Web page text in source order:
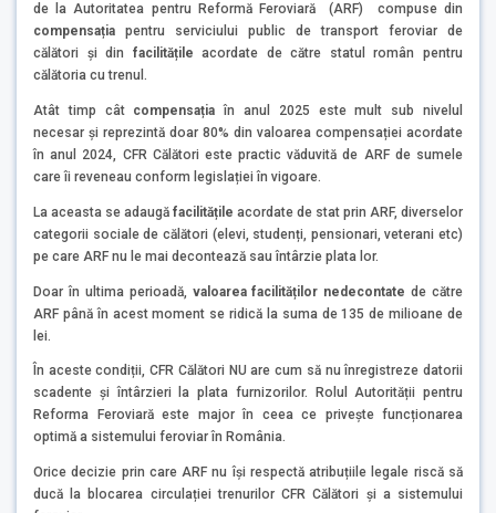
de la Autoritatea pentru Reformă Feroviară (ARF) compuse din
compensația pentru serviciului public de transport feroviar de
călători și din facilitățile acordate de către statul român pentru
călătoria cu trenul.
Atât timp cât compensația în anul 2025 este mult sub nivelul
necesar și reprezintă doar 80% din valoarea compensației acordate
în anul 2024, CFR Călători este practic văduvită de ARF de sumele
care îi reveneau conform legislației în vigoare.
La aceasta se adaugă facilitățile acordate de stat prin ARF, diverselor
categorii sociale de călători (elevi, studenți, pensionari, veterani etc)
pe care ARF nu le mai decontează sau întârzie plata lor.
Doar în ultima perioadă, valoarea facilităților nedecontate de către
ARF până în acest moment se ridică la suma de 135 de milioane de
lei.
În aceste condiții, CFR Călători NU are cum să nu înregistreze datorii
scadente și întârzieri la plata furnizorilor. Rolul Autorității pentru
Reforma Feroviară este major în ceea ce privește funcționarea
optimă a sistemului feroviar în România.
Orice decizie prin care ARF nu își respectă atribuțiile legale riscă să
ducă la blocarea circulației trenurilor CFR Călători și a sistemului